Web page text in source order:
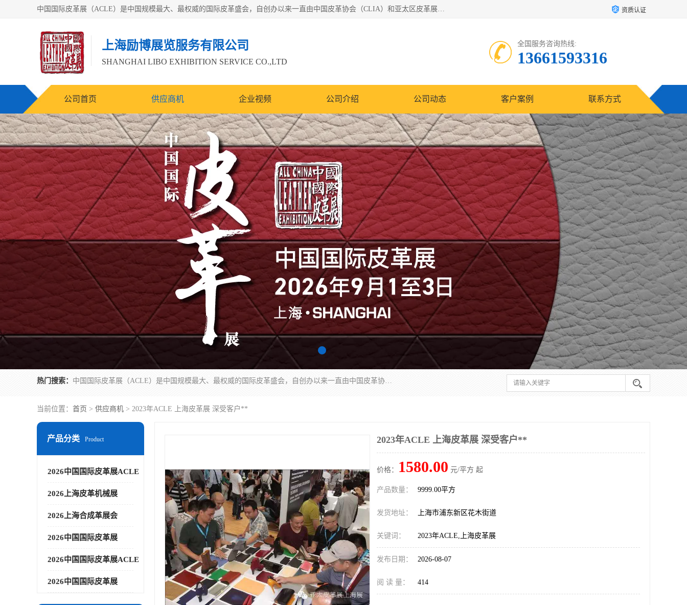
中国国际皮革展（ACLE）是中国规模最大、最权威的国际皮革盛会，自创办以来一直由中国皮革协会（CLIA）和亚太区皮革展有限公司（APLF）共同举办 资质认证
上海励博展览服务有限公司
SHANGHAI LIBO EXHIBITION SERVICE CO.,LTD
全国服务咨询热线:
13661593316
公司首页 供应商机 企业视频 公司介绍 公司动态 客户案例 联系方式
热门搜索： 中国国际皮革展（ACLE）是中国规模最大、最权威的国际皮革盛会，自创办以来一直由中国皮革协会（CLIA）和亚太区皮革展有限公司（APLF）共同举办
当前位置： 首页 > 供应商机 > 2023年ACLE 上海皮革展 深受客户**
产品分类 Product
2026中国国际皮革展ACLE
2026上海皮革机械展
2026上海合成革展会
2026中国国际皮革展
2026中国国际皮革展ACLE
2026中国国际皮革展
2023年ACLE 上海皮革展 深受客户**
价格： 1580.00 元/平方 起
产品数量： 9999.00平方
发货地址： 上海市浦东新区花木街道
关键词： 2023年ACLE,上海皮革展
发布日期： 2026-08-07
阅 读 量： 414